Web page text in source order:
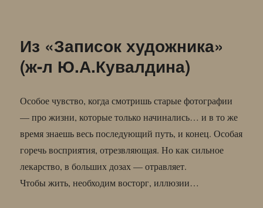
Из «Записок художника»
(ж-л Ю.А.Кувалдина)
Особое чувство, когда смотришь старые фотографии
— про жизни, которые только начинались… и в то же
время знаешь весь последующий путь, и конец. Особая
горечь восприятия, отрезвляющая. Но как сильное
лекарство, в больших дозах — отравляет.
Чтобы жить, необходим восторг, иллюзии…